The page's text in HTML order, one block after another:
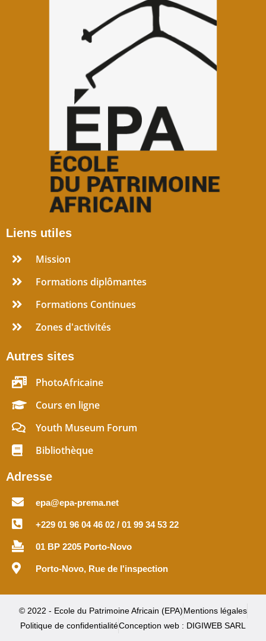
Liens utiles
Mission
Formations diplômantes
Formations Continues
Zones d'activités
Autres sites
PhotoAfricaine
Cours en ligne
Youth Museum Forum
Bibliothèque
Adresse
epa@epa-prema.net
+229 01 96 04 46 02 / 01 99 34 53 22
01 BP 2205 Porto-Novo
Porto-Novo, Rue de l'inspection
© 2022 - Ecole du Patrimoine Africain (EPA)Mentions légales
Politique de confidentialitéConception web : DIGIWEB SARL